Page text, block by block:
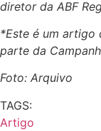
diretor da ABF
*Este é um artigo
parte da
Foto: Arquivo
TAGS:
Artigo